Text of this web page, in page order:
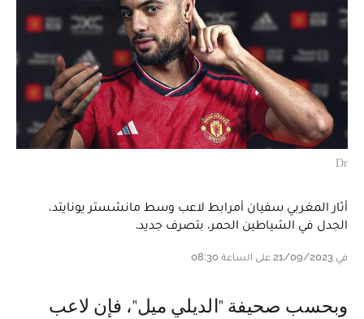
Dr
أثار المغربي سفيان أمرابط لاعب وسط مانشستر يونايتد،
الجدل في الشياطين الحمر، بتصرف جديد.
في 21/09/2023 على الساعة 08:30
وبحسب صحيفة "الديلي ميل"، فإن لاعب